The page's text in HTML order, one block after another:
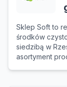
Sklep Soft to
środków
siedzibą w
asortyment